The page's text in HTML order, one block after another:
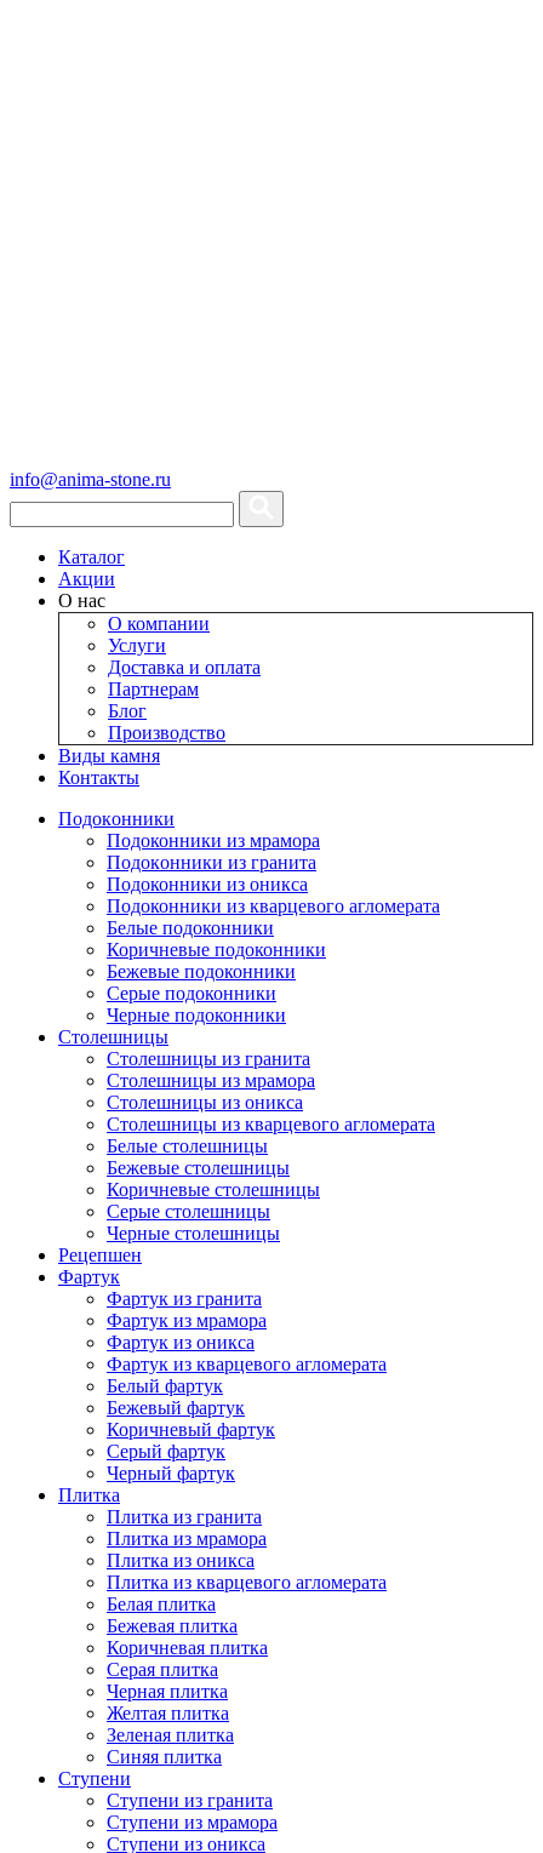
info@anima-stone.ru
Каталог
Акции
О нас
О компании
Услуги
Доставка и оплата
Партнерам
Блог
Производство
Виды камня
Контакты
Подокoнники
Подоконники из мрамора
Подокoнники из гранита
Подоконники из оникса
Подоконники из кварцевого агломерата
Белые подоконники
Коричневые подоконники
Бежевые подоконники
Серые подоконники
Черные подоконники
Столешницы
Столешницы из гранита
Столешницы из мрамора
Столешницы из оникса
Столешницы из кварцевого агломерата
Белые столешницы
Бежевые столешницы
Коричневые столешницы
Серые столешницы
Черные столешницы
Рецепшен
Фартук
Фартук из гранита
Фартук из мрамора
Фартук из оникса
Фартук из кварцевого агломерата
Белый фартук
Бежевый фартук
Коричневый фартук
Серый фартук
Черный фартук
Плитка
Плитка из гранита
Плитка из мрамора
Плитка из оникса
Плитка из кварцевого агломерата
Белая плитка
Бежевая плитка
Коричневая плитка
Серая плитка
Черная плитка
Желтая плитка
Зеленая плитка
Синяя плитка
Ступени
Ступени из гранита
Ступени из мрамора
Ступени из оникса